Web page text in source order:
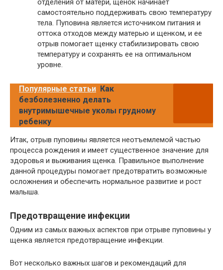
отделения от матери, щенок начинает
самостоятельно поддерживать свою температуру
тела. Пуповина является источником питания и
оттока отходов между матерью и щенком, и ее
отрыв помогает щенку стабилизировать свою
температуру и сохранять ее на оптимальном
уровне.
Популярные статьи Как
безболезненно делать
внутримышечные уколы грудному
ребенку
Итак, отрыв пуповины является неотъемлемой частью
процесса рождения и имеет существенное значение для
здоровья и выживания щенка. Правильное выполнение
данной процедуры помогает предотвратить возможные
осложнения и обеспечить нормальное развитие и рост
малыша.
Предотвращение инфекции
Одним из самых важных аспектов при отрыве пуповины у
щенка является предотвращение инфекции.
Вот несколько важных шагов и рекомендаций для